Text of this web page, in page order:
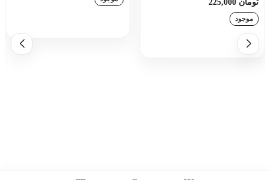
تومان 225,000
موجود